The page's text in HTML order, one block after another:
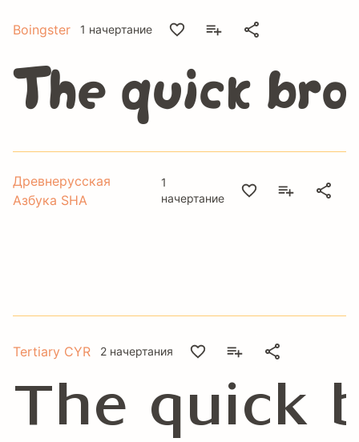
Boingster 1 начертание
The quick
Древнерусская
Азбука SHA
1
начертание
Tertiary CYR 2 начертания
The quick